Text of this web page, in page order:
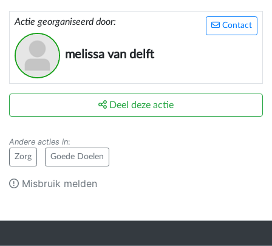
Contact
Actie georganiseerd door:
melissa van delft
Deel deze actie
Andere acties in:
Zorg Goede Doelen
Misbruik melden